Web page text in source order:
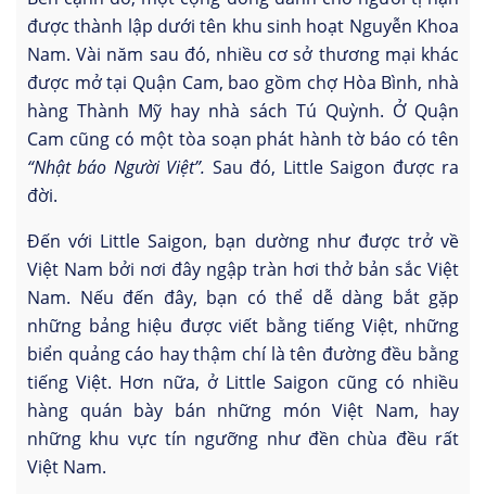
được thành lập dưới tên khu sinh hoạt Nguyễn Khoa
Nam. Vài năm sau đó, nhiều cơ sở thương mại khác
được mở tại Quận Cam, bao gồm chợ Hòa Bình, nhà
hàng Thành Mỹ hay nhà sách Tú Quỳnh. Ở Quận
Cam cũng có một tòa soạn phát hành tờ báo có tên
“Nhật báo Người Việt”. Sau đó, Little Saigon được ra
đời.
Đến với Little Saigon, bạn dường như được trở về
Việt Nam bởi nơi đây ngập tràn hơi thở bản sắc Việt
Nam. Nếu đến đây, bạn có thể dễ dàng bắt gặp
những bảng hiệu được viết bằng tiếng Việt, những
biển quảng cáo hay thậm chí là tên đường đều bằng
tiếng Việt. Hơn nữa, ở Little Saigon cũng có nhiều
hàng quán bày bán những món Việt Nam, hay
những khu vực tín ngưỡng như đền chùa đều rất
Việt Nam.